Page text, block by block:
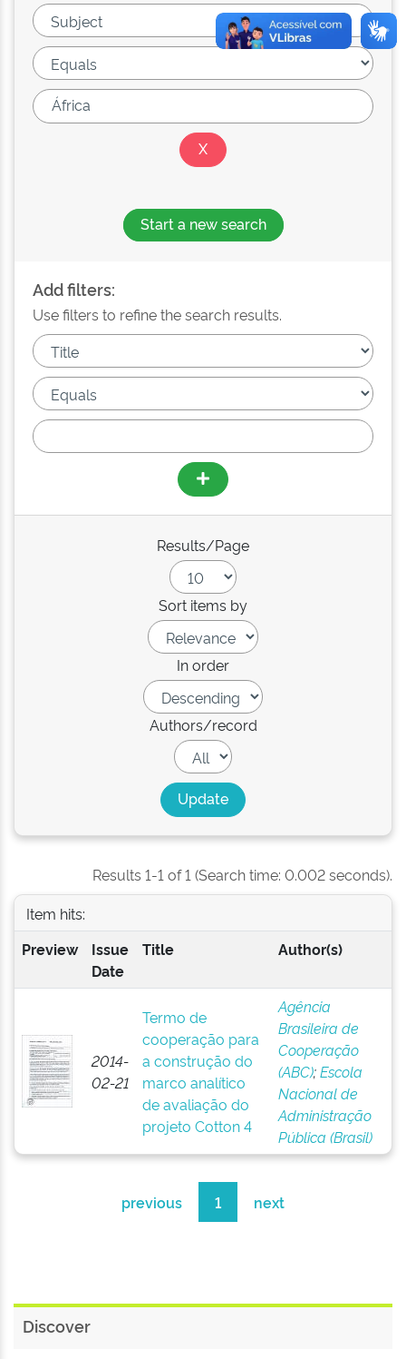
Start a new search
Add filters:
Use filters to refine the search results.
Results/Page
Sort items by
In order
Authors/record
Results 1-1 of 1 (Search time: 0.002 seconds).
Item hits:
Preview
Issue
Date
Title Author(s)
2014-
02-21
Termo de
cooperação para
a construção do
marco analítico
de avaliação do
projeto Cotton 4
Agência
Brasileira de
Cooperação
(ABC);Escola
Nacional de
Administração
Pública (Brasil)
previous 1 next
Discover